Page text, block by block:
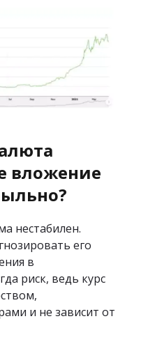
вложение
нестабилен.
его
в
риск, ведь курс
и не зависит от